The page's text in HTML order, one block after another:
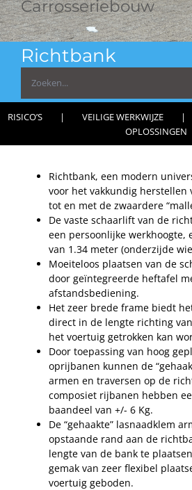
Carrosseriebouw
Richtbank
naar:
RISICO’S VEILIGE WERKWIJZE
OPLOSSINGEN
Richtbank, een modern
voor het vakkundig herstellen
tot en met de zwaardere
De vaste schaarlift van de
een persoonlijke werkhoogte,
van 1.34 meter (onderzijde
Moeiteloos plaatsen van de
door geïntegreerde heftafel
afstandsbediening.
Het zeer brede frame biedt
direct in de lengte richting
het voertuig getrokken kan
Door toepassing van hoog
oprijbanen kunnen de
armen en traversen op de
composiet rijbanen hebben
baandeel van +/- 6 Kg.
De “gehaakte” lasnaadklem
opstaande rand aan de
lengte van de bank te
gemak van zeer flexibel
voertuig geboden.